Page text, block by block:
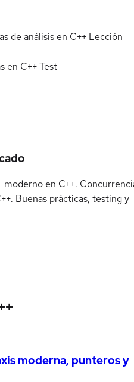
de análisis en C++ Lección
en C++Test
moderno en C++.
Buenas prácticas, testing y
moderna, punteros y